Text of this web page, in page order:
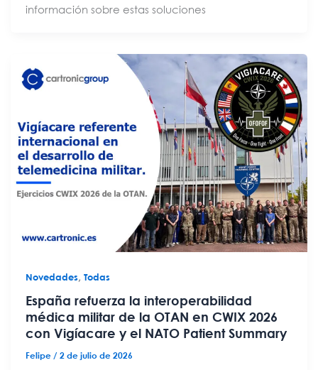
información sobre estas soluciones
Novedades,Todas
España refuerza la interoperabilidad
médica militar de la OTAN en CWIX 2026
con Vigíacare y el NATO Patient Summary
Felipe/2 de julio de 2026